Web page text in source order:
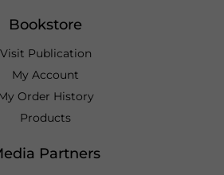
Bookstore
Visit Publication
My Account
Order History
Products
Partners